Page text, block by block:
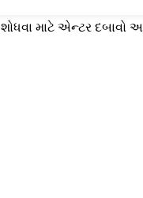
શોધવા માટે એન્ટર દબાવો